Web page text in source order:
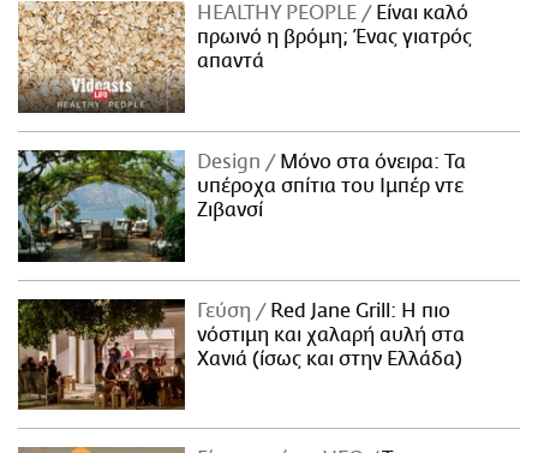
HEALTHY PEOPLE
Είναι καλό
πρωινό η βρόμη; Ένας γιατρός
απαντά
Design
Μόνο στα όνειρα: Τα
υπέροχα σπίτια του Ιμπέρ ντε
Ζιβανσί
Γεύση
Red Jane Grill: Η πιο
νόστιμη και χαλαρή αυλή στα
Χανιά (ίσως και στην Ελλάδα)